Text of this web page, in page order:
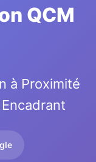
QCM
à Proximité